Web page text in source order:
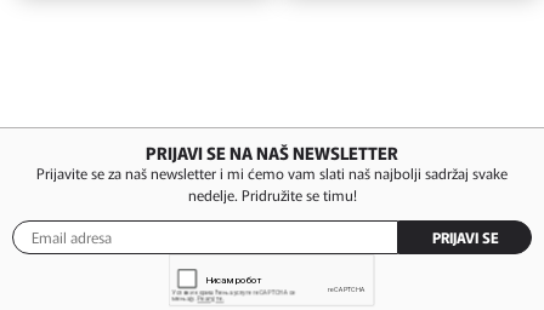
PRIJAVI SE NA NAŠ NEWSLETTER
Prijavite se za naš newsletter i mi ćemo vam slati naš najbolji sadržaj svake
nedelje. Pridružite se timu!
PRIJAVI SE